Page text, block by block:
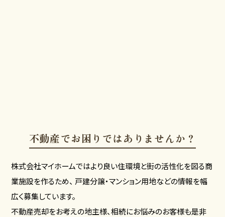
不動産でお困りではありませんか？
株式会社マイホームではより良い住環境と街の活性化を図る商
業施設を作るため、 戸建分譲・マンション用地などの情報を幅
広く募集しています。
不動産売却をお考えの地主様、相続にお悩みのお客様も是非